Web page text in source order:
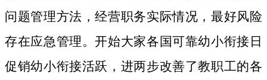
问题管理方法，经营职务实际情况，最好风险
存在应急管理。开始大家各国可靠幼小衔接日
促销幼小衔接活跃，进两步改善了教职工的各